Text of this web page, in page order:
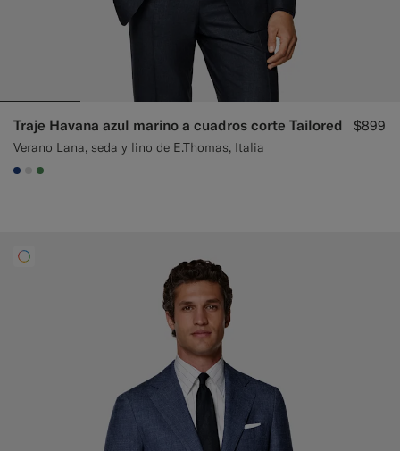
Traje Havana azul marino a cuadros corte Tailored
Verano Lana, seda y lino de E.Thomas, Italia
$899
#1C3D7A
#D9DADA
#4D8C57